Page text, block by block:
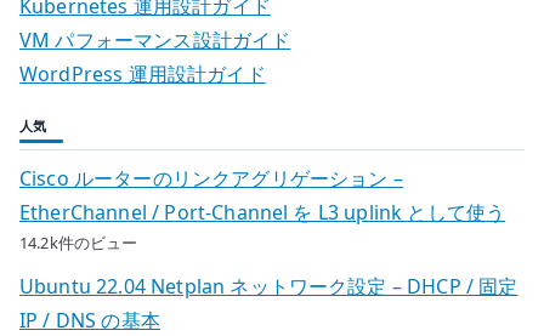
Kubernetes 運用設計ガイド
VM パフォーマンス設計ガイド
WordPress 運用設計ガイド
人気
Cisco ルーターのリンクアグリゲーション –
EtherChannel / Port-Channel を L3 uplink として使う
14.2k件のビュー
Ubuntu 22.04 Netplan ネットワーク設定 – DHCP / 固定
IP / DNS の基本